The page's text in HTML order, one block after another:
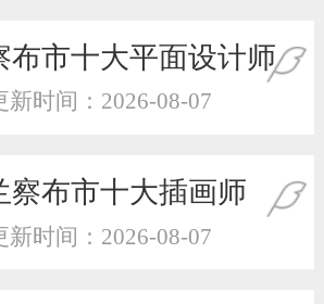
用户作品已成功备案！
用户作品已成功备案！
用户作品已成功备案！
用户作品已成功备案！
布市十大平面设计师
新时间：2026-08-07
察布市十大插画师
新时间：2026-08-07